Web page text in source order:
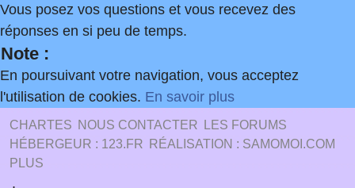
Vous posez vos questions et vous recevez des
réponses en si peu de temps.
Note :
En poursuivant votre navigation, vous acceptez
l'utilisation de cookies. En savoir plus
CHARTES NOUS CONTACTER
LES FORUMS
HÉBERGEUR : 123.FR
RÉALISATION : SAMOMOI.COM
PLUS
.